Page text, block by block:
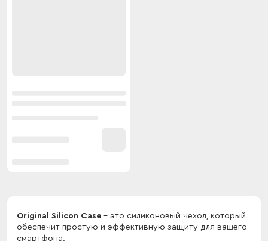
Original Silicon Case - это силиконовый чехол, который
обеспечит простую и эффективную защиту для вашего
смартфона.